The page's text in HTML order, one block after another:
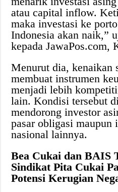
atau capital inflow.
maka investasi ke
Indonesia akan naik,”
kepada JawaPos.com,
Menurut dia, kenaikan
membuat instrumen
menjadi lebih
lain. Kondisi tersebut
mendorong investor
pasar obligasi maupun
nasional lainnya.
Bea Cukai dan BAIS
Sindikat Pita Cukai
Potensi Kerugian